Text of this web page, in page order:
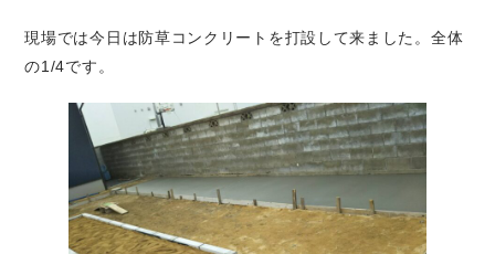
現場では今日は防草コンクリートを打設して来ました。全体
の1/4です。